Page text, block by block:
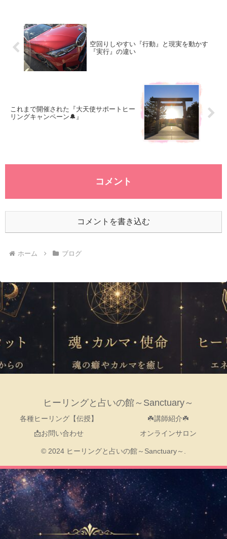
空回りしやすい『行動』と現実を動かす
『実行』の違い
これまで開催された『大天使サポートヒー
リングキャンペーン🔔』
コメント
コメントを書き込む
ホーム ブログ
ヒーリングと占いの館～Sanctuary～
各種ヒーリング【伝授】
☘️講師紹介☘️
📩お問い合わせ
オンラインサロン
© 2024 ヒーリングと占いの館～Sanctuary～.